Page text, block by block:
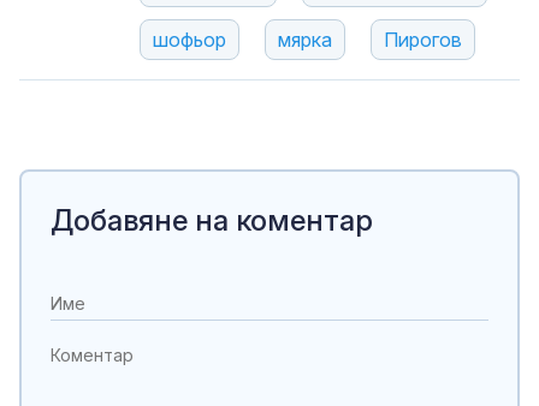
шофьор мярка Пирогов
Добавяне на коментар